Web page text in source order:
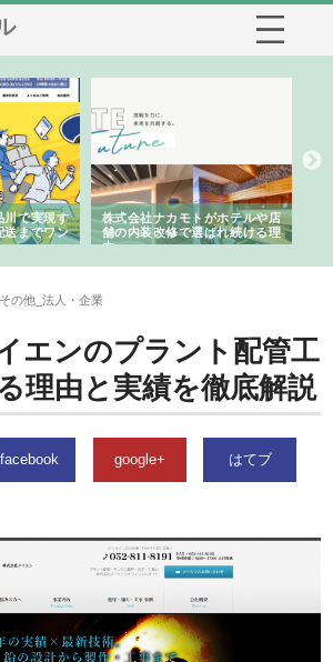
川で実現す
送までワン
株式会社ナカモトがホテルや店
舗の内装改修で選ばれ続ける理
由
その他_法人・企業
エンのプラント配管工
理由と実績を徹底解説
facebook google+ はてブ